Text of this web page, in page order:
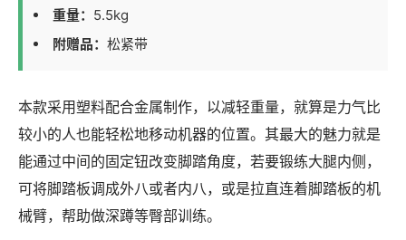
重量： 5.5kg
附赠品： 松紧带
本款采用塑料配合金属制作，以减轻重量，就算是力气比
较小的人也能轻松地移动机器的位置。其最大的魅力就是
能通过中间的固定钮改变脚踏角度，若要锻练大腿内侧，
可将脚踏板调成外八或者内八，或是拉直连着脚踏板的机
械臂，帮助做深蹲等臀部训练。